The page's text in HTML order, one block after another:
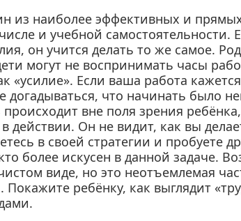
из наиболее эффективных и
и учебной самостоятельности.
он учится делать то же самое.
могут не воспринимать часы
«усилие». Если ваша работа
догадываться, что начинать было
вне поля зрения
действии. Он не видит, как вы
в своей стратегии и пробуете
более искусен в данной задаче.
виде, но это неотъемлемая
ребёнку, как выглядит